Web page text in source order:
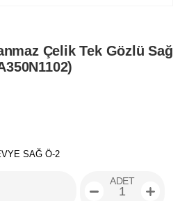
Çelik Tek Gözlü Sağ
SAĞ Ö-2
ADET